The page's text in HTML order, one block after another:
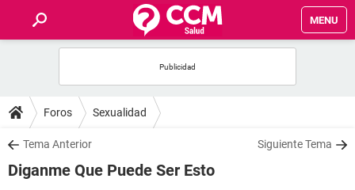
MENU
FOROS
SALUD
FAMILIA
Foros Sexualidad
Tema Anterior Siguiente Tema
Diganme Que Puede Ser Esto